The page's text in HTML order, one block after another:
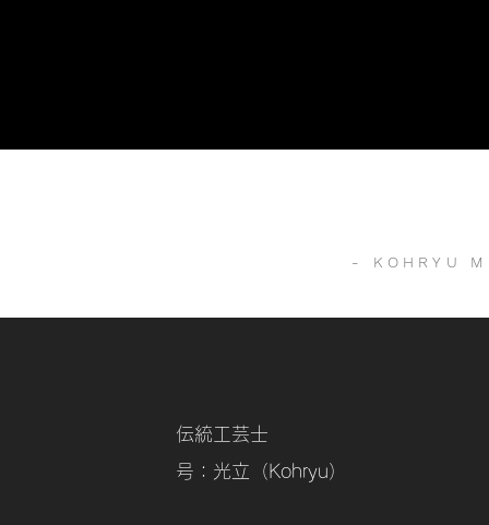
- KOHRYU
伝統工芸士
号：光立（Kohryu）